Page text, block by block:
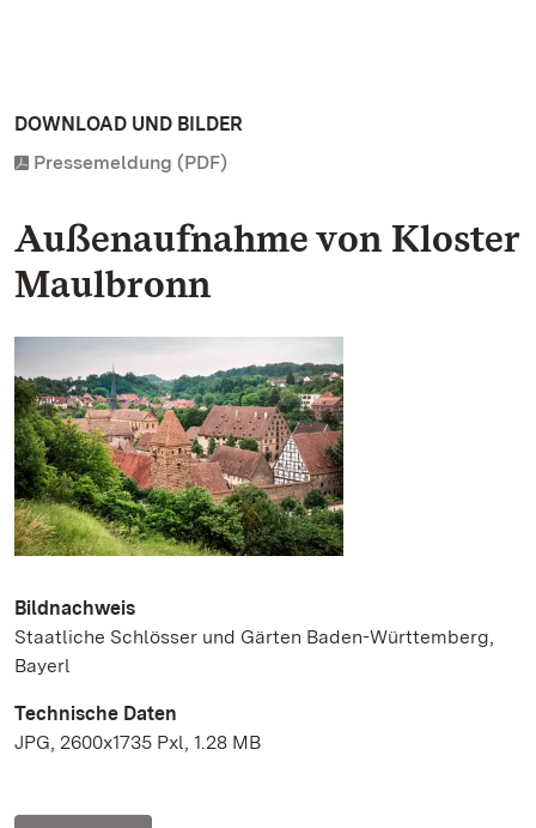
DOWNLOAD UND BILDER
Pressemeldung (PDF)
Außenaufnahme von Kloster
Maulbronn
Bildnachweis
Staatliche Schlösser und Gärten Baden-Württemberg,
Bayerl
Technische Daten
JPG, 2600x1735 Pxl, 1.28 MB